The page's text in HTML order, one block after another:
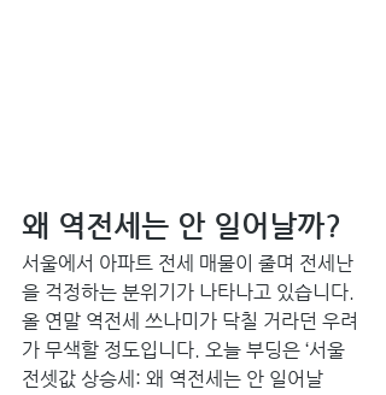
왜 역전세는 안 일어날까?
서울에서 아파트 전세 매물이 줄며 전세난
을 걱정하는 분위기가 나타나고 있습니다.
올 연말 역전세 쓰나미가 닥칠 거라던 우려
가 무색할 정도입니다. 오늘 부딩은 ‘서울
전셋값 상승세: 왜 역전세는 안 일어날